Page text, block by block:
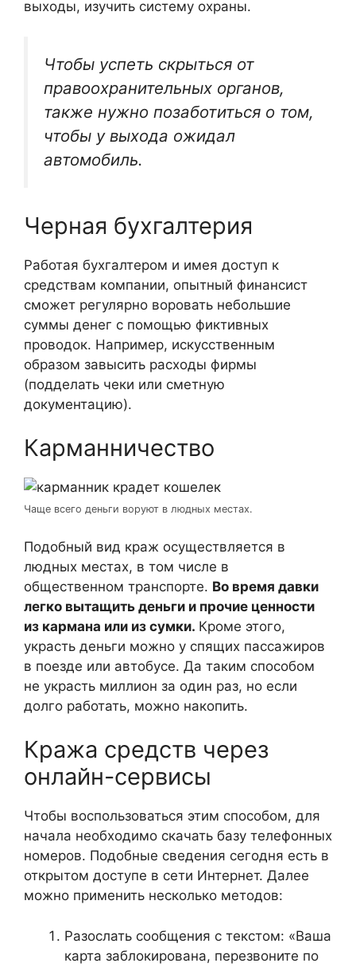
выходы, изучить систему охраны.
Чтобы успеть скрыться от
правоохранительных органов,
также нужно позаботиться о том,
чтобы у выхода ожидал
автомобиль.
Черная бухгалтерия
Работая бухгалтером и имея доступ к
средствам компании, опытный финансист
сможет регулярно воровать небольшие
суммы денег с помощью фиктивных
проводок. Например, искусственным
образом завысить расходы фирмы
(подделать чеки или сметную
документацию).
Карманничество
Чаще всего деньги воруют в людных местах.
Подобный вид краж осуществляется в
людных местах, в том числе в
общественном транспорте. Во время давки
легко вытащить деньги и прочие ценности
из кармана или из сумки. Кроме этого,
украсть деньги можно у спящих пассажиров
в поезде или автобусе. Да таким способом
не украсть миллион за один раз, но если
долго работать, можно накопить.
Кража средств через
онлайн-сервисы
Чтобы воспользоваться этим способом, для
начала необходимо скачать базу телефонных
номеров. Подобные сведения сегодня есть в
открытом доступе в сети Интернет. Далее
можно применить несколько методов:
Разослать сообщения с текстом: «Ваша
карта заблокирована, перезвоните по